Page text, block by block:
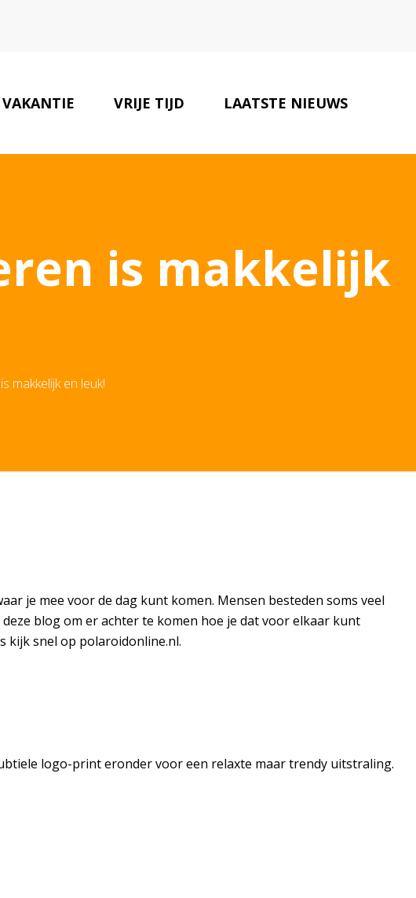
VAKANTIE VRIJE TIJD LAATSTE NIEUWS
is makkelijk
makkelijk en leuk!
je mee voor de dag kunt komen. Mensen besteden soms veel
blog om er achter te komen hoe je dat voor elkaar kunt
kijk snel op polaroidonline.nl.
logo-print eronder voor een relaxte maar trendy uitstraling.